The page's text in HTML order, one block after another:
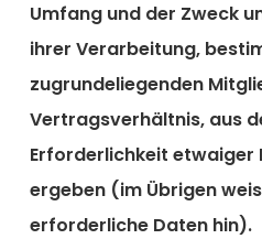
Umfang und der Zweck
ihrer Verarbeitung,
zugrundeliegenden
Vertragsverhältnis, aus
Erforderlichkeit etwaiger
ergeben (im Übrigen
erforderliche Daten hin).